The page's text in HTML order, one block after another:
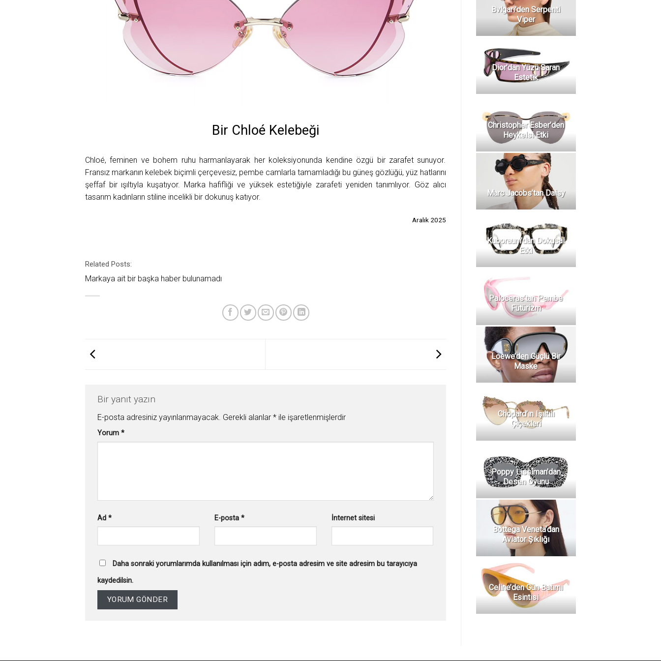
Bir Chloé Kelebeği
Chloé, feminen ve bohem ruhu harmanlayarak her koleksiyonunda kendine özgü bir zarafet sunuyor.
Fransız markanın kelebek biçimli çerçevesiz, pembe camlarla tamamladığı bu güneş gözlüğü, yüz hatlarını
şeffaf bir ışıltıyla kuşatıyor. Marka hafifliği ve yüksek estetiğiyle zarafeti yeniden tanımlıyor. Göz alıcı
tasarım kadınların stiline incelikli bir dokunuş katıyor.
Aralık 2025
Related Posts:
Markaya ait bir başka haber bulunamadı
Bir yanıt yazın
E-posta adresiniz yayınlanmayacak. Gerekli alanlar * ile işaretlenmişlerdir
Yorum *
Ad * E-posta * İnternet sitesi
Daha sonraki yorumlarımda kullanılması için adım, e-posta adresim ve site adresim bu tarayıcıya
kaydedilsin.
Bvlgari’den Serpenti
Viper
Dior’dan Yüzü Saran
Estetik
Christopher Esber’den
Heykelsi Etki
Marc Jacobs’tan Daisy
Kuboraum’dan Dokusal
Etki
Paloceras’tan Pembe
Fütürizm
Loewe’den Güçlü Bir
Maske
Chopard’ın Işıltılı
Çiçekleri
Poppy Lissiman’dan
Desen Oyunu
Bottega Veneta’dan
Aviator Şıklığı
Celine’den Gün Batımı
Esintisi